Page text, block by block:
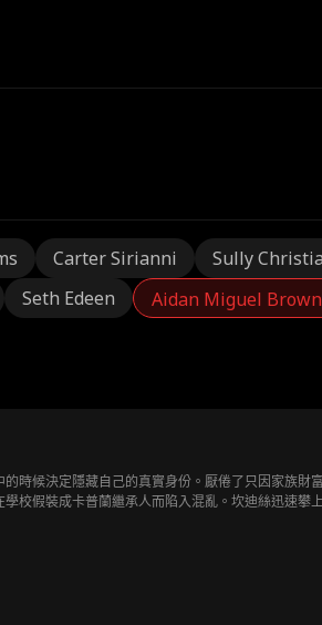
Carter Sirianni Sully
Seth Edeen Aidan Miguel
時候決定隱藏自己的真實身份。厭倦了只因家族
校假裝成卡普蘭繼承人而陷入混亂。坎迪絲迅速攀